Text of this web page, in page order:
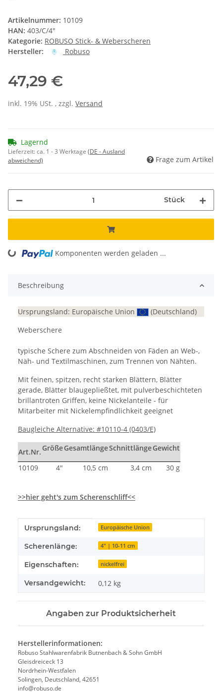
Artikelnummer: 10109
HAN: 403/C/4"
Kategorie: ROBUSO Stick- & Weberscheren
Hersteller:
Robuso
47,29 €
inkl. 19% USt. , zzgl. Versand
Lagernd
Lieferzeit:ca. 1 - 3 Werktage (DE - Ausland
abweichend)
Frage zum Artikel
Stück
Loading... Komponenten werden geladen ...
Beschreibung
Ursprungsland: Europäische Union
(Deutschland)
Weberschere
typische Schere zum Abschneiden von Fäden an Web-,
Näh- und Textilmaschinen, zum Trennen von Nähten.
Mit feinen, spitzen, recht starken Blättern, Blätter
gerade, Blätter blaugepließtet, mit pulverbeschichteten
brillantroten Griffen, keine Nickelanteile - für
Mitarbeiter mit Nickelempfindlichkeit geeignet
Baugleiche Alternative: #10110-4 (0403/E)
Art.Nr. GrößeGesamtlängeSchnittlängeGewicht
10109 4" 10,5 cm 3,4 cm 30 g
>>hier geht's zum Scherenschliff<<
Produkteigenschaft
Wert
Ursprungsland: Europäische Union
Scherenlänge: 4" | 10-11 cm
Eigenschaften: nickelfrei
Versandgewicht: 0,12 kg
Angaben zur Produktsicherheit
Herstellerinformationen:
Robuso Stahlwarenfabrik Butnenbach & Sohn GmbH
Gleisdreiceck 13
Nordrhein-Westfalen
Solingen, Deutschland, 42651
info@robuso.de